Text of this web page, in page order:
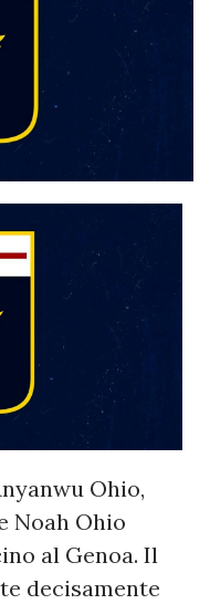
Ohio,
Noah Ohio
al Genoa. Il
decisamente